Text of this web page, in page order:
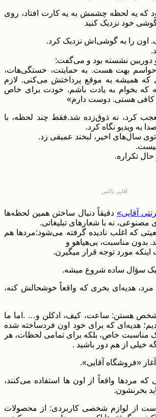
که یه لحظه چشمش به یه کارت افتاد، روی
خود نزدیک کنید
دوربین نشسته بود و می‌گفت:
حواسم بهت هست. به حمایتت، خستگی‌هات،
که همیشه به موقع پرداختش می‌کنی. لازم
که بخوام به یادت باشم. خودت برای خاص
کافی‌ هستی. دوست دارم»
کرد، نه ذوق‌زده شد.فقط چند لحظه، با
به ویدیو نگاه کرد.
توی سال‌های اخیر، لبخند عمیقی زد.
حال تکراره.
آقایی باکس
آقایی»دقیقاً دنبال ساختن همین لحظه‌ها
مصنوعی، نه با شعارهای تبلیغاتی.
که اغلب نادیده گرفته می‌شود:مردها هم
بدون مناسبت، بی‌هیاهو و
مورد توجه قرار میگیرن.
یک سؤال ساده شروع میشه.
مرد، هدیه‌ای بخری که واقعاً خوشحالش کنه،
هستن: ساعت، کیف، ادکلن و… .اما ما
هدیه‌ای که برای خود اون فردساخته شده
مناسبت خاص، بلکه برای تمامی لحظات، هر
خیلی از هم دور باشید .
«فروشگاه آقایی».
که مردها واقعاً از اون ها استفاده می‌کنند،
بخرنشون.
است از لوازم شخصی کاربردی: از محصولات